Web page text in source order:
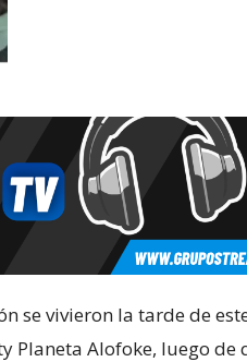
se vivieron la tarde de
Planeta Alofoke, luego de